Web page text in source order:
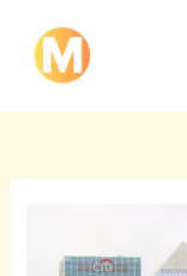
inhoud